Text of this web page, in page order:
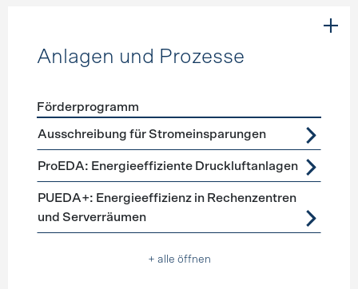
Anlagen und Prozesse
Förderprogramme Anlagen und Prozesse
Förderprogramm
Ausschreibung für Stromeinsparungen
ProEDA: Energieeffiziente Druckluftanlagen
PUEDA+: Energieeffizienz in Rechenzentren
und Serverräumen
+ alle öffnen